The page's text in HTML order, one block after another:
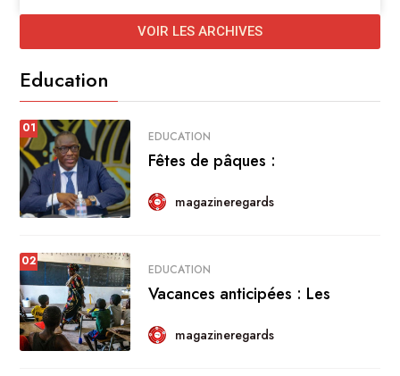
VOIR LES ARCHIVES
Education
01
EDUCATION
Fêtes de pâques :
magazineregards
02
EDUCATION
Vacances anticipées : Les
magazineregards